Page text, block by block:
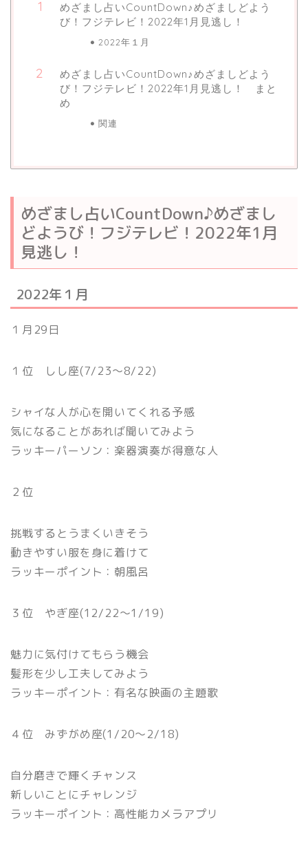
めざまし占いCountDown♪めざましどよう
び！フジテレビ！2022年1月見逃し！
2022年１月
めざまし占いCountDown♪めざましどよう
び！フジテレビ！2022年1月見逃し！ まと
め
関連
めざまし占いCountDown♪めざまし
どようび！フジテレビ！2022年1月
見逃し！
2022年１月
１月29日
１位 しし座(7/23〜8/22)
シャイな人が心を開いてくれる予感
気になることがあれば聞いてみよう
ラッキーパーソン：楽器演奏が得意な人
２位
挑戦するとうまくいきそう
動きやすい服を身に着けて
ラッキーポイント：朝風呂
３位 やぎ座(12/22〜1/19)
魅力に気付けてもらう機会
髪形を少し工夫してみよう
ラッキーポイント：有名な映画の主題歌
４位 みずがめ座(1/20〜2/18)
自分磨きで輝くチャンス
新しいことにチャレンジ
ラッキーポイント：高性能カメラアプリ